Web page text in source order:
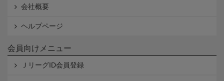
会社概要
ヘルプページ
会員向けメニュー
ＪリーグID会員登録